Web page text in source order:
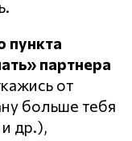
пункта
партнера
от
больше тебя
др.),